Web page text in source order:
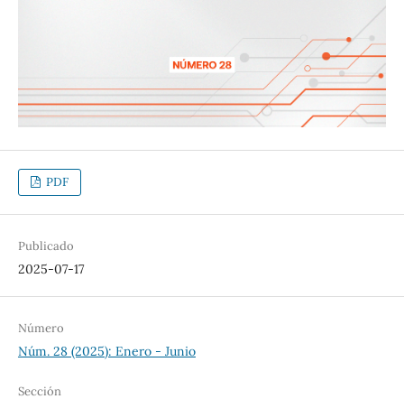
PDF
Publicado
2025-07-17
Número
Núm. 28 (2025): Enero - Junio
Sección